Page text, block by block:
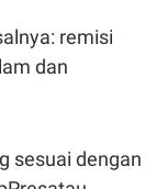
remisi
dan
sesuai dengan